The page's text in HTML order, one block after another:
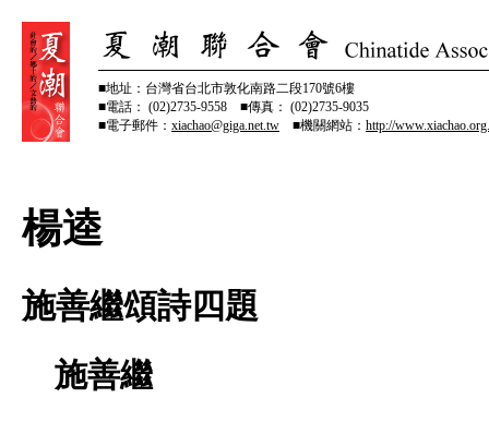
■地址：台灣省台北市敦化南路二段170號6樓
■電話： (02)2735-9558 ■傳真： (02)2735-9035
■電子郵件： xiachao@giga.net.tw ■機關網站： http://
楊逵
施善繼頌詩四題
施善繼